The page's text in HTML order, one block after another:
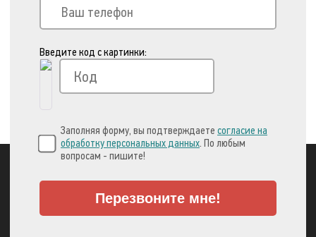
Введите код с картинки:
Заполняя форму, вы подтверждаете согласие на
обработку персональных данных. По любым
вопросам - пишите!
Перезвоните мне!